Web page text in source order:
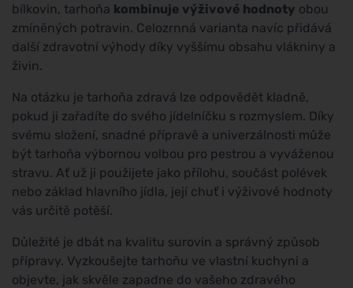
bílkovin, tarhoňa kombinuje výživové hodnoty obou
zmíněných potravin. Celozrnná varianta navíc přidává
další zdravotní výhody díky vyššímu obsahu vlákniny a
živin.
Na otázku je tarhoňa zdravá lze odpovědět kladně,
pokud ji zařadíte do svého jídelníčku s rozmyslem. Díky
svému složení, snadné přípravě a univerzálnosti může
být tarhoňa výbornou volbou pro pestrou a vyváženou
stravu. Ať už ji použijete jako přílohu, součást polévek
nebo základ hlavního jídla, její chuť i výživové hodnoty
vás určitě potěší.
Důležité je dbát na kvalitu surovin a správný způsob
přípravy. Vyzkoušejte tarhoňu ve vlastní kuchyni a
objevte, jak skvěle zapadne do vašeho zdravého